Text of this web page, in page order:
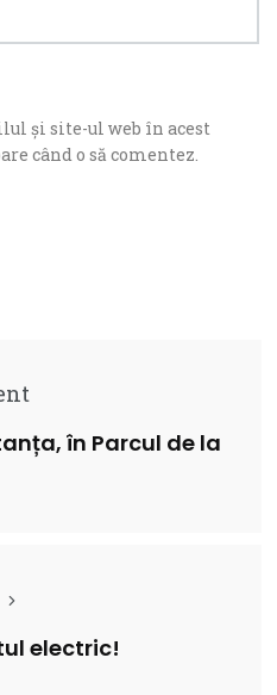
și site-ul web în acest
când o să comentez.
în Parcul de la
electric!